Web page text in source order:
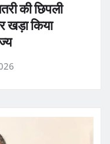
की छिपली
खड़ा किया